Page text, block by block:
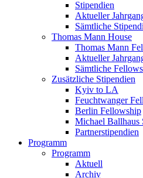
Stipendien
Aktueller
Sämtliche
Thomas Mann House
Thomas Mann
Aktueller
Sämtliche Fellows
Zusätzliche Stipendien
Kyiv to LA
Feuchtwanger
Berlin Fellowship
Michael Ballhaus
Partnerstipendien
Programm
Programm
Aktuell
Archiv